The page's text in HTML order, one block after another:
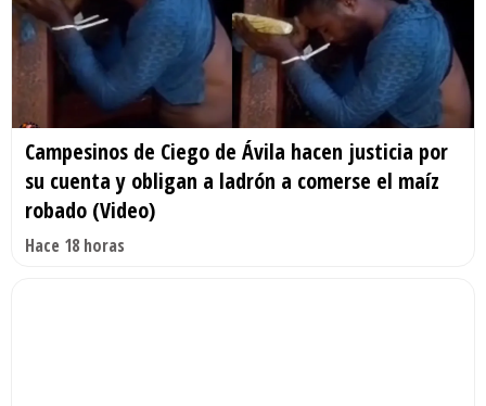
Campesinos de Ciego de Ávila hacen justicia por
su cuenta y obligan a ladrón a comerse el maíz
robado (Video)
Hace 18 horas